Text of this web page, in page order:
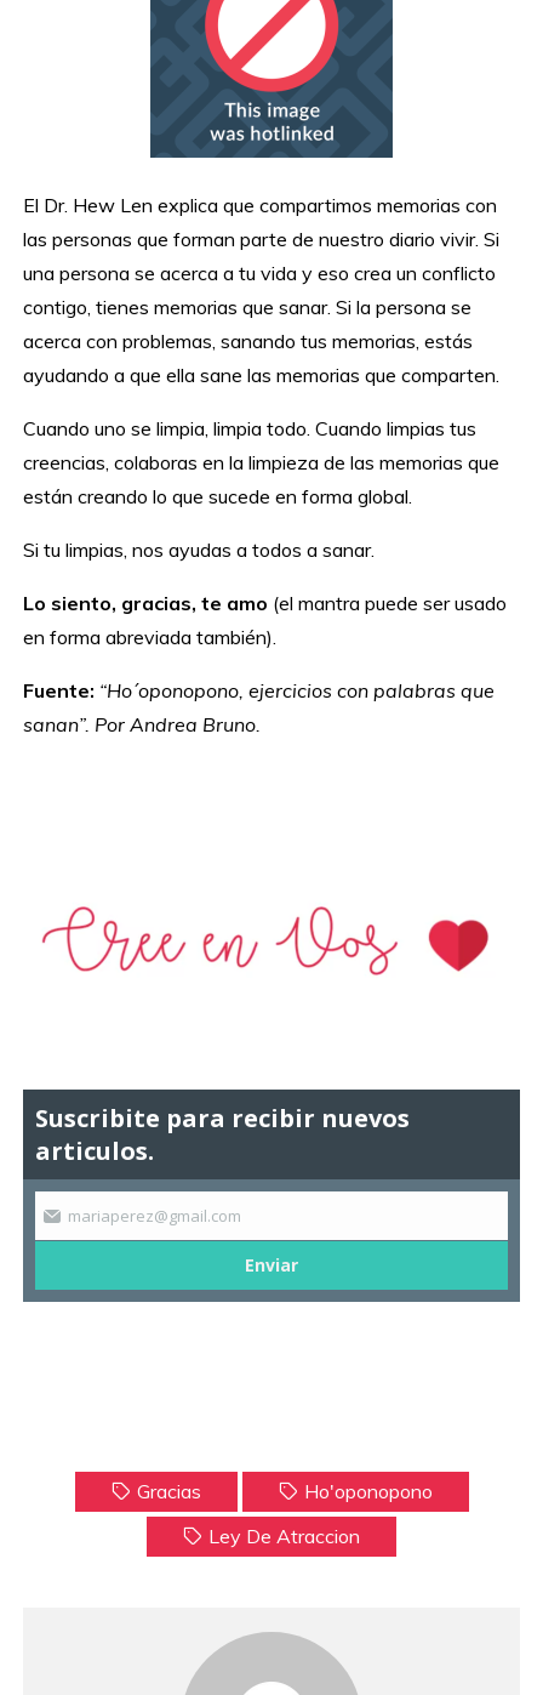
El Dr. Hew Len explica que compartimos memorias con
las personas que forman parte de nuestro diario vivir. Si
una persona se acerca a tu vida y eso crea un conflicto
contigo, tienes memorias que sanar. Si la persona se
acerca con problemas, sanando tus memorias, estás
ayudando a que ella sane las memorias que comparten.
Cuando uno se limpia, limpia todo. Cuando limpias tus
creencias, colaboras en la limpieza de las memorias que
están creando lo que sucede en forma global.
Si tu limpias, nos ayudas a todos a sanar.
Lo siento, gracias, te amo (el mantra puede ser usado
en forma abreviada también).
Fuente: “Ho´oponopono, ejercicios con palabras que
sanan”. Por Andrea Bruno.
Suscribite para recibir nuevos
articulos.
mariaperez@gmail.com
Enviar
Gracias
Ho'oponopono
Ley De Atraccion